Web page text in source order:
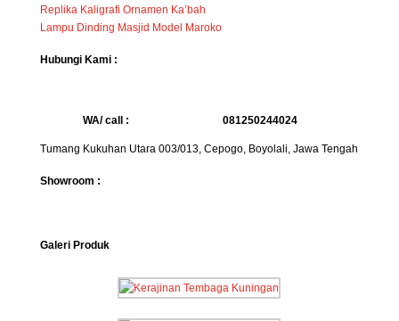
Replika Kaligrafi Ornamen Ka’bah
Lampu Dinding Masjid Model Maroko
Hubungi Kami :
WA/ call : 081250244024
Tumang Kukuhan Utara 003/013, Cepogo, Boyolali, Jawa Tengah
Showroom :
Galeri Produk